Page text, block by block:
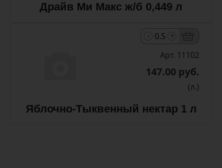
Драйв Ми Макс ж/б 0,449 л
Арт. 11102
147.00 руб.
(л.)
Яблочно-Тыквенный нектар 1 л